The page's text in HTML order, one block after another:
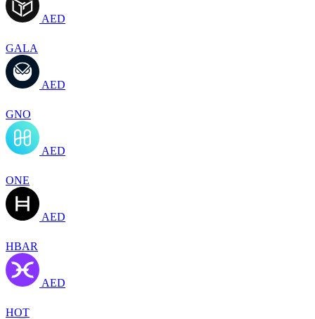
AED
GALA
AED
GNO
AED
ONE
AED
HBAR
AED
HOT